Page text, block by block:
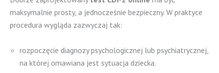
maksymalnie prosty, a jednocześnie bezpieczny. W praktyce
procedura wygląda zazwyczaj tak:
rozpoczęcie diagnozy psychologicznej lub psychiatrycznej,
na której omawiana jest sytuacja dziecka.